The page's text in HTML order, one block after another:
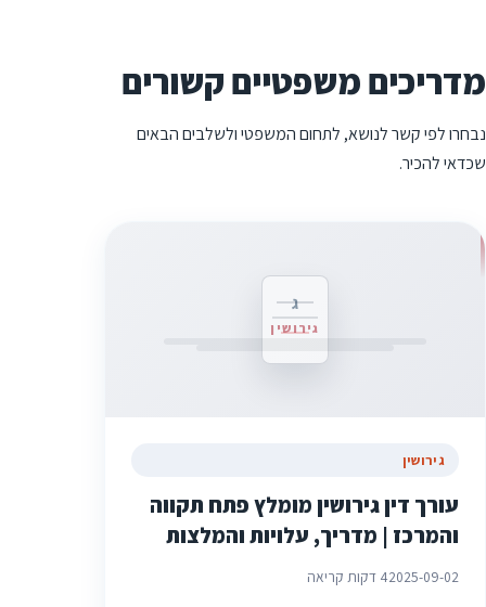
מדריכים משפטיים קשורים
נבחרו לפי קשר לנושא, לתחום המשפטי ולשלבים הבאים
שכדאי להכיר.
ג
גירושין
גירושין
עורך דין גירושין מומלץ פתח תקווה
והמרכז | מדריך, עלויות והמלצות
2025-09-024 דקות קריאה